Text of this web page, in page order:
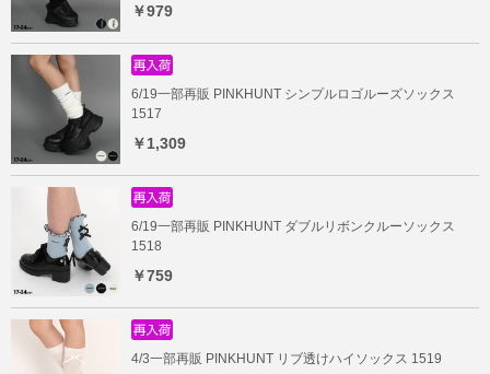
￥979
6/19一部再販 PINKHUNT シンプルロゴルーズソックス
1517
￥1,309
6/19一部再販 PINKHUNT ダブルリボンクルーソックス
1518
￥759
4/3一部再販 PINKHUNT リブ透けハイソックス 1519